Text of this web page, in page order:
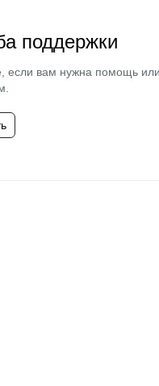
поддержки
если вам нужна помощь или